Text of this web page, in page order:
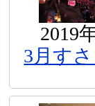
2019
3月す